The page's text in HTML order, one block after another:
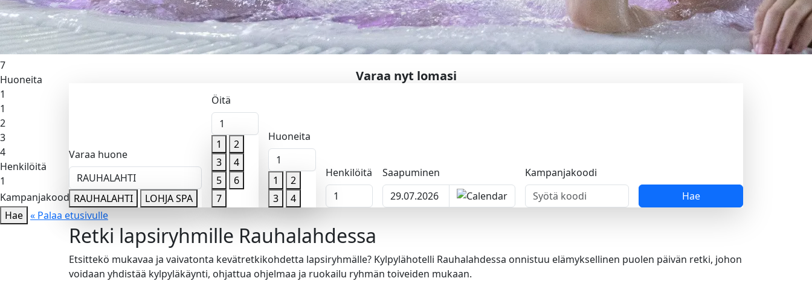
Varaa nyt lomasi
Varaa huone
RAUHALAHTI
RAUHALAHTI
LOHJA SPA
Öitä
1
1
2
3
4
5
6
7
Huoneita
1
1
2
3
4
Henkilöitä
1
Saapuminen
Kampanjakoodi
Hae
3
4
5
7
Huoneita
1
1
2
3
4
Henkilöitä
1
Kampanjakoodi
Valitse saapumispäivä
Hae « Palaa etusivulle
Retki lapsiryhmille Rauhalahdessa
Etsittekö mukavaa ja vaivatonta kevätretkikohdetta lapsiryhmälle? Kylpylähotelli Rauhalahdessa onnistuu elämyksellinen puolen päivän retki, johon
voidaan yhdistää kylpyläkäynti, ohjattua ohjelmaa ja ruokailu ryhmän toiveiden mukaan.